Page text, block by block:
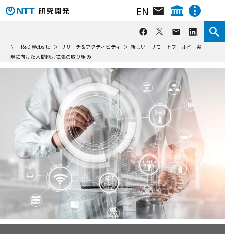
EN
NTTネットワークテクノロジーセンタ
NTTコンピューティングテクノロジーセンタ
NTTデバイステクノロジーセンタ
NTTサービスイノベーション総合研究所
NTT人間情報研究所
NTT社会情報研究所
NTTコンピュータ＆データサイエンス研究所
NTT情報ネットワーク総合研究所
NTTネットワークサービスシステム研究所
NTTアクセスサービスシステム研究所
NTT宇宙環境エネルギー研究所
NTT先端技術総合研究所
ニュース&トピックス
リサーチ＆アクティビティ
動画ライブラリ
イベント
NTTホーム 株主・投資家情報
技術紹介
講演
インタビュー
分野を絞り込む
メディア＆UI
AI
データ活用・管理 セキュリティ
ネットワーク 基礎研究
環境エネルギー
組織で絞り込む
IOWN総合イノベーションセンタ
NTT R&D Website リサーチ＆アクティビティ
新しい「リモートワールド」実
現に向けた人間能力拡張の取り組み